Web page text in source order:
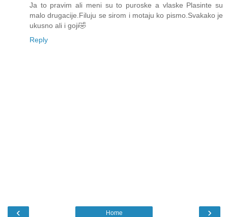
Ja to pravim ali meni su to puroske a vlaske Plasinte su
malo drugacije.Filuju se sirom i motaju ko pismo.Svakako je
ukusno ali i goji🤣
Reply
‹ ›
Home